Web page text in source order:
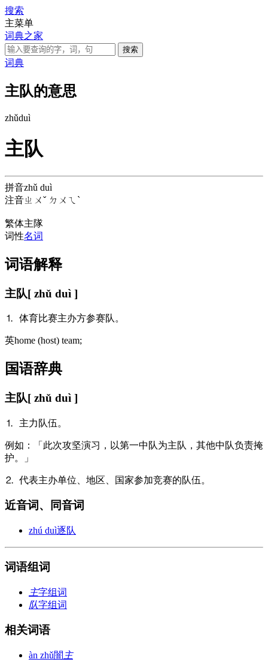
搜索
主菜单
词典之家
词典
主队的意思
zhǔduì
主队
拼音zhǔ duì
注音ㄓㄨˇ ㄉㄨㄟˋ
繁体主隊
词性名词
词语解释
主队[ zhǔ duì ]
⒈ 体育比赛主办方参赛队。
英home (host) team;
国语辞典
主队[ zhǔ duì ]
⒈ 主力队伍。
例如：「此次攻坚演习，以第一中队为主队，其他中队负责掩
护。」
⒉ 代表主办单位、地区、国家参加竞赛的队伍。
近音词、同音词
zhú duì逐队
词语组词
主字组词
队字组词
相关词语
àn zhǔ闇 主